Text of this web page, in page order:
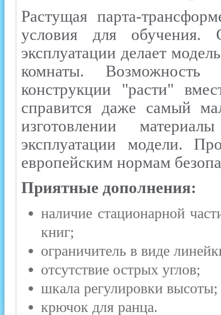
Растущая парта-
условия для обучения.
эксплуатации делает
комнаты. Возможность
конструкции "расти"
справится даже самый
изготовлении
эксплуатации модели.
европейским нормам
Приятные дополнения:
наличие стационарной
книг;
ограничитель в виде
отсутствие острых углов;
шкала регулировки высоты;
крючок для ранца.